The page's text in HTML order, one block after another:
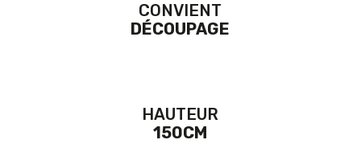
CONVIENT
DÉCOUPAGE
HAUTEUR
150CM